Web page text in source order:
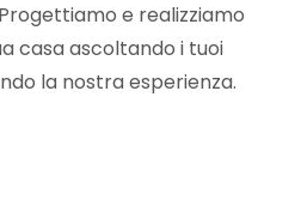
e realizziamo
casa ascoltando i tuoi
la nostra esperienza.